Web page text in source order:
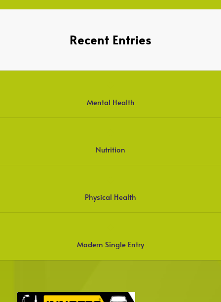
Recent Entries
Mental Health
Nutrition
Physical Health
Modern Single Entry